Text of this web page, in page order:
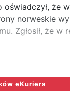
że
norweskie
Zgłosił, że w
eKuriera